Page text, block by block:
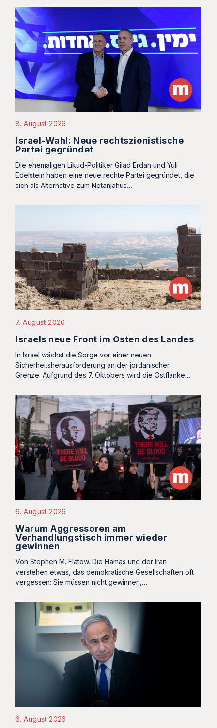
8. August 2026
Israel-Wahl: Neue rechtszionistische
Partei gegründet
Die ehemaligen Likud-Politiker Gilad Erdan und Yuli
Edelstein haben eine neue rechte Partei gegründet, die
sich als Alternative zum Netanjahus…
7. August 2026
Israels neue Front im Osten des Landes
In Israel wächst die Sorge vor einer neuen
Sicherheitsherausforderung an der jordanischen
Grenze. Aufgrund des 7. Oktobers wird die Ostflanke…
6. August 2026
Warum Aggressoren am
Verhandlungstisch immer wieder
gewinnen
Von Stephen M. Flatow. Die Hamas und der Iran
verstehen etwas, das demokratische Gesellschaften oft
vergessen: Sie müssen nicht gewinnen,…
6. August 2026